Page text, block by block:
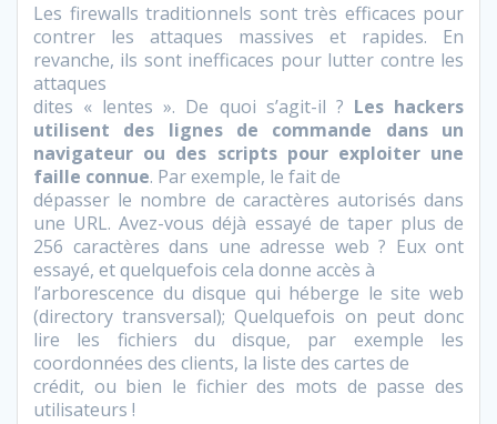
Les firewalls traditionnels sont très efficaces pour
contrer les attaques massives et rapides. En
revanche, ils sont inefficaces pour lutter contre les
attaques
dites « lentes ». De quoi s’agit-il ? Les hackers
utilisent des lignes de commande dans un
navigateur ou des scripts pour exploiter une
faille connue. Par exemple, le fait de
dépasser le nombre de caractères autorisés dans
une URL. Avez-vous déjà essayé de taper plus de
256 caractères dans une adresse web ? Eux ont
essayé, et quelquefois cela donne accès à
l’arborescence du disque qui héberge le site web
(directory transversal); Quelquefois on peut donc
lire les fichiers du disque, par exemple les
coordonnées des clients, la liste des cartes de
crédit, ou bien le fichier des mots de passe des
utilisateurs !